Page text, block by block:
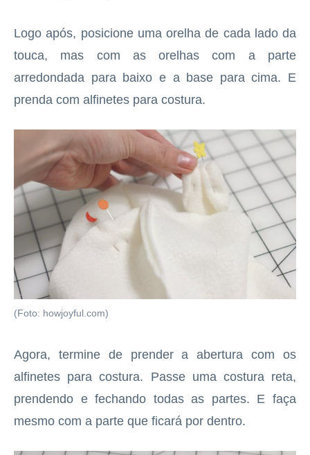
Logo após, posicione uma orelha de cada lado da
touca, mas com as orelhas com a parte
arredondada para baixo e a base para cima. E
prenda com alfinetes para costura.
(Foto: howjoyful.com)
Agora, termine de prender a abertura com os
alfinetes para costura. Passe uma costura reta,
prendendo e fechando todas as partes. E faça
mesmo com a parte que ficará por dentro.